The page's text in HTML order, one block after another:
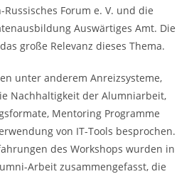
Forum e. V. und die
Auswärtiges Amt. Die
große Relevanz dieses Thema.
unter anderem Anreizsysteme,
Nachhaltigkeit der Alumniarbeit,
Mentoring Programme
von IT-Tools besprochen.
des Workshops wurden in
Arbeit zusammengefasst, die